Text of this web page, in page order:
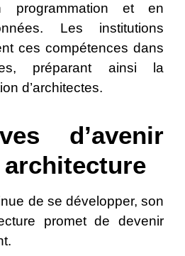
programmation et en
Les institutions
ces compétences dans
préparant ainsi la
d’architectes.
d’avenir
architecture
de se développer, son
promet de devenir